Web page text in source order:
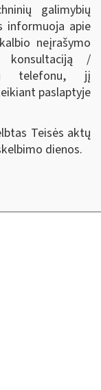
galimybių
informuoja apie
neįrašymo
konsultaciją /
telefonu, jį
paslaptyje
Teisės aktų
dienos.